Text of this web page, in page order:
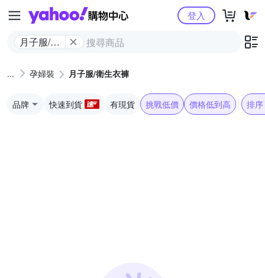
Yahoo購物中心
月子服/衛
登入
孕婦裝 月子服/衛生衣褲
品牌 快速到貨 有現貨 挑戰低價 價格低到高 排序